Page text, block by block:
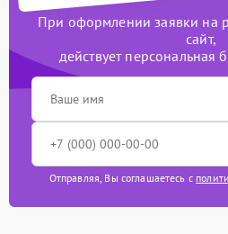
При оформлении заявки на
сайт,
действует персональная
Отправляя, Вы соглашаетесь с